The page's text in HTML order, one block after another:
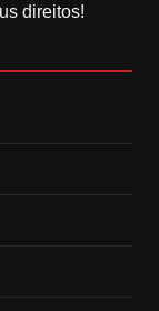
direitos!